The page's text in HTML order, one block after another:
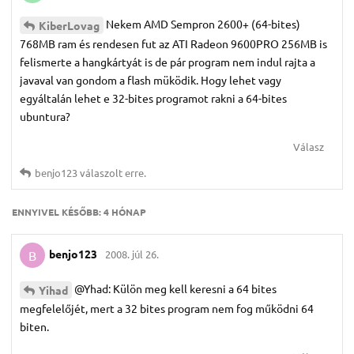
KiberLovag Nekem AMD Sempron 2600+ (64-bites)
768MB ram és rendesen fut az ATI Radeon 9600PRO 256MB is
felismerte a hangkártyát is de pár program nem indul rajta a
javaval van gondom a flash müködik. Hogy lehet vagy
egyáltalán lehet e 32-bites programot rakni a 64-bites
ubuntura?
Válasz
benjo123válaszolt erre.
ENNYIVEL KÉSŐBB:4 HÓNAP
B benjo123 2008. júl 26.
Yihad @Yhad: Külön meg kell keresni a 64 bites
megfelelőjét, mert a 32 bites program nem fog működni 64
biten.